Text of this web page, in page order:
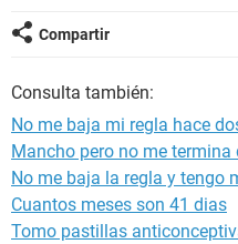
Compartir
Consulta también:
No me baja mi regla hace
Mancho pero no me
No me baja la regla y tengo
Cuantos meses son 41 dias
Tomo pastillas